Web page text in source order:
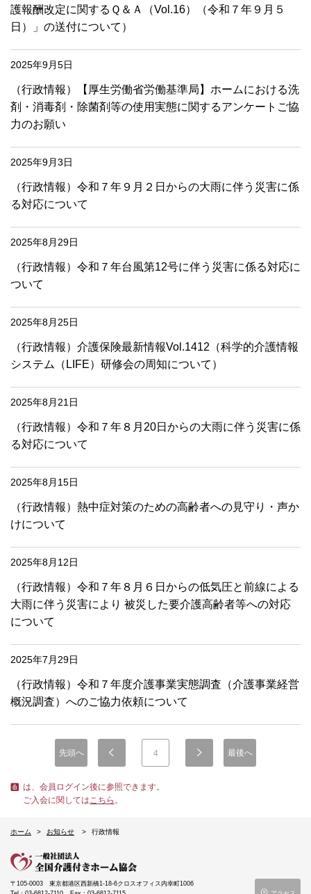
護報酬改定に関するＱ＆Ａ（Vol.16）（令和７年９月５
日）」の送付について）
2025年9月5日
（行政情報）【厚生労働省労働基準局】ホームにおける洗
剤・消毒剤・除菌剤等の使用実態に関するアンケートご協
力のお願い
2025年9月3日
（行政情報）令和７年９月２日からの大雨に伴う災害に係
る対応について
2025年8月29日
（行政情報）令和７年台風第12号に伴う災害に係る対応に
ついて
2025年8月25日
（行政情報）介護保険最新情報Vol.1412（科学的介護情報
システム（LIFE）研修会の周知について）
2025年8月21日
（行政情報）令和７年８月20日からの大雨に伴う災害に係
る対応について
2025年8月15日
（行政情報）熱中症対策のための高齢者への見守り・声か
けについて
2025年8月12日
（行政情報）令和７年８月６日からの低気圧と前線による
大雨に伴う災害により 被災した要介護高齢者等への対応
について
2025年7月29日
（行政情報）令和７年度介護事業実態調査（介護事業経営
概況調査）へのご協力依頼について
先頭へ 4 最後へ
は、会員ログイン後に参照できます。
ご入会に関してはこちら 。
ホーム お知らせ 行政情報
〒105-0003 東京都港区西新橋1-18-6クロスオフィス内幸町1006